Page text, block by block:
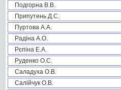
Подгорна В.В.
Припутень Д.С.
Пуртова А.А.
Радіна А.О.
Рєпіна Е.А.
Руденко О.С.
Саладуха О.В.
Салійчук О.В.